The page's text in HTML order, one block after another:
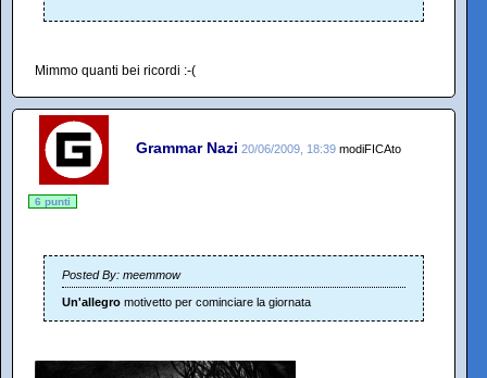
Mimmo quanti bei ricordi :-(
Grammar Nazi 20/06/2009, 18:39 modiFICAto
6 punti
Posted By: meemmow
Un'allegro motivetto per cominciare la giornata